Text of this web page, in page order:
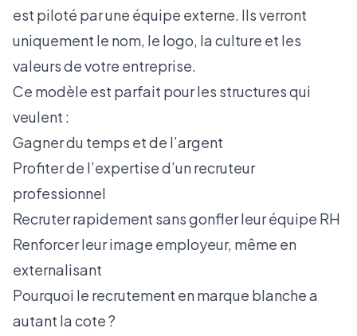
est piloté par une équipe externe. Ils verront
uniquement le nom, le logo, la culture et les
valeurs de votre entreprise.
Ce modèle est parfait pour les structures qui
veulent :
Gagner du temps et de l’argent
Profiter de l’expertise d’un recruteur
professionnel
Recruter rapidement sans gonfler leur équipe RH
Renforcer leur image employeur, même en
externalisant
Pourquoi le recrutement en marque blanche a
autant la cote ?